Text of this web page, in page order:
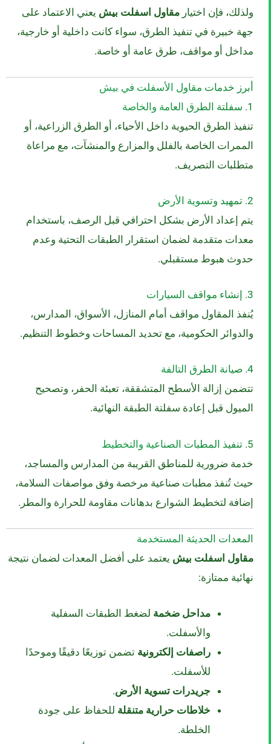
ولذلك، فإن اختيار مقاول اسفلت بيش يعني الاعتماد على
جهة خبيرة في تنفيذ الطرق، سواء كانت داخلية أو خارجية،
مداخل أو مواقف، طرق عامة أو خاصة.
أبرز خدمات مقاول الأسفلت في بيش
1. سفلتة الطرق العامة والخاصة
تنفيذ الطرق الحيوية داخل الأحياء، أو الطرق الزراعية، أو
الممرات الخاصة بالفلل والمزارع والمنشآت، مع مراعاة
متطلبات التصريف.
2. تمهيد وتسوية الأرض
يتم إعداد الأرض بشكل احترافي قبل الرصف، باستخدام
معدات متقدمة لضمان استقرار الطبقات التحتية وعدم
حدوث هبوط مستقبلي.
3. إنشاء مواقف السيارات
يُنفذ المقاول مواقف أمام المنازل، الأسواق، المدارس،
والدوائر الحكومية، مع تحديد المساحات وخطوط التنظيم.
4. صيانة الطرق التالفة
تتضمن إزالة الأسطح المتشققة، تعبئة الحفر، وتصحيح
الميول قبل إعادة سفلتة الطبقة النهائية.
5. تنفيذ المطبات الصناعية والتخطيط
خدمة ضرورية للمناطق القريبة من المدارس والمساجد،
حيث تُنفذ مطبات صناعية مرخصة وفق مواصفات السلامة،
إضافة لتخطيط الشوارع بدهانات مقاومة للحرارة والمطر.
المعدات الحديثة المستخدمة
مقاول اسفلت بيش يعتمد على أفضل المعدات لضمان نتيجة
نهائية ممتازة:
مداحل ضخمة لضغط الطبقات السفلية
والأسفلت.
راصفات إلكترونية تضمن توزيعًا دقيقًا وموحدًا
للأسفلت.
جريدرات تسوية الأرض.
خلاطات حرارية متنقلة للحفاظ على جودة
الخلطة.